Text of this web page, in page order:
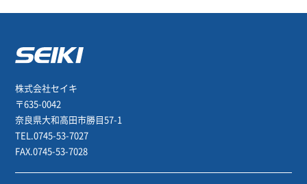
株式会社セイキ
〒635-0042
奈良県大和高田市勝目57-1
TEL.0745-53-7027
FAX.0745-53-7028